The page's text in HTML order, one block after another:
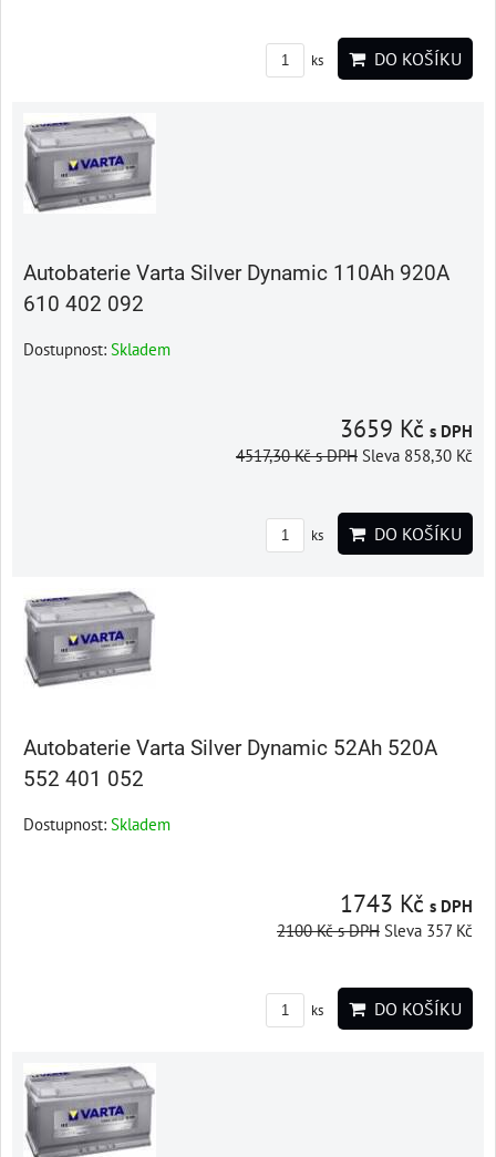
ks DO KOŠÍKU
Autobaterie Varta Silver Dynamic 110Ah 920A
610 402 092
Dostupnost: Skladem
3659 Kč s DPH
4517,30 Kčs DPH Sleva 858,30 Kč
ks DO KOŠÍKU
Autobaterie Varta Silver Dynamic 52Ah 520A
552 401 052
Dostupnost: Skladem
1743 Kč s DPH
2100 Kčs DPH Sleva 357 Kč
ks DO KOŠÍKU